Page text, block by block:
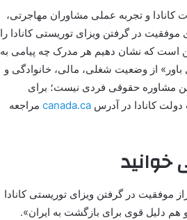
کانادا و تجربه عملی مشاوران مهاجرتی،
در گرفتن ویزای توریستی کانادا را
است که نشان دهیم هر مدرک چه پیامی به
از وضعیت شغلی، مالی، خانوادگی و
مشاوره حقوقی فردی نیست؛ برای
دولت کانادا در آدرسcanada.ca مراجعه
خوانید
موفقیت در گرفتن ویزای توریستی کانادا
هم دلیل قوی برای بازگشت به ایران».